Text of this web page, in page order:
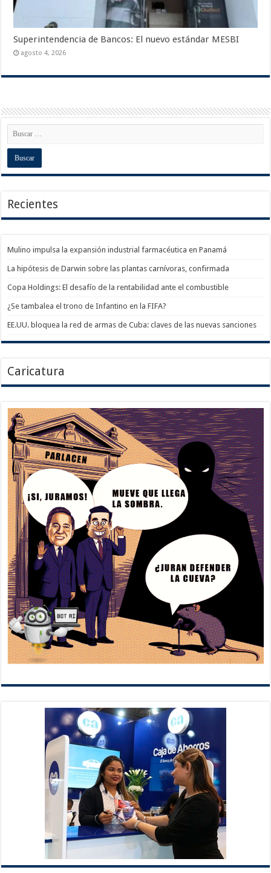
Superintendencia de Bancos: El nuevo estándar MESBI
agosto 4, 2026
Recientes
Mulino impulsa la expansión industrial farmacéutica en Panamá
La hipótesis de Darwin sobre las plantas carnívoras, confirmada
Copa Holdings: El desafío de la rentabilidad ante el combustible
¿Se tambalea el trono de Infantino en la FIFA?
EE.UU. bloquea la red de armas de Cuba: claves de las nuevas sanciones
Caricatura